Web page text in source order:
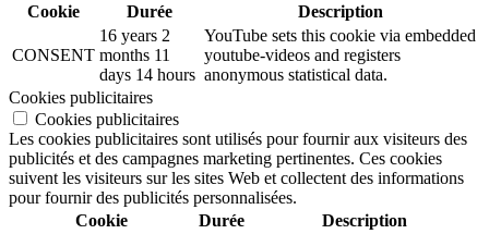
Cookie
Durée Description
CONSENT
16 years 2
months 11
days 14 hours
YouTube sets this cookie via embedded
youtube-videos and registers
anonymous statistical data.
Cookies publicitaires
Cookies publicitaires
Les cookies publicitaires sont utilisés pour fournir aux visiteurs des
publicités et des campagnes marketing pertinentes. Ces cookies
suivent les visiteurs sur les sites Web et collectent des informations
pour fournir des publicités personnalisées.
Cookie
Durée Description